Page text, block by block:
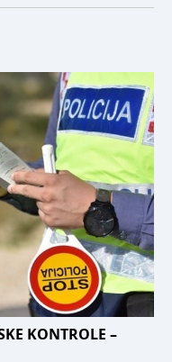
KONTROLE –